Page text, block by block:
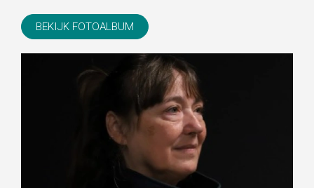
BEKIJK FOTOALBUM